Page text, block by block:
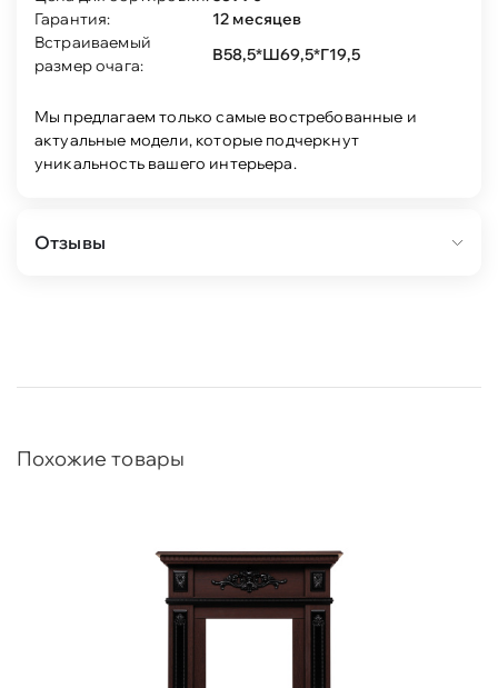
Гарантия:
12 месяцев
Встраиваемый
размер очага:
В58,5*Ш69,5*Г19,5
Мы предлагаем только самые востребованные и
актуальные модели, которые подчеркнут
уникальность вашего интерьера.
Отзывы
Похожие товары